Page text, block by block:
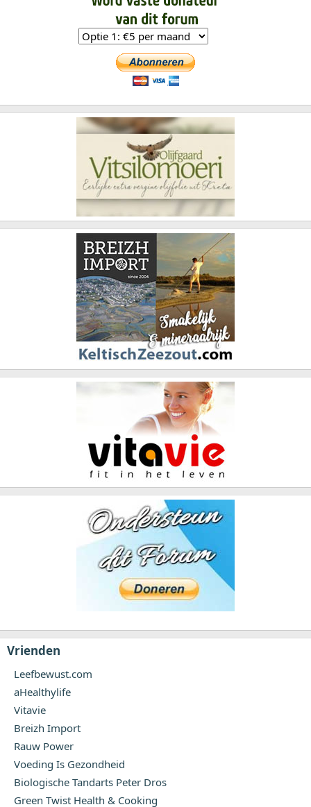
Vrienden
Leefbewust.com
aHealthylife
Vitavie
Breizh Import
Rauw Power
Voeding Is Gezondheid
Biologische Tandarts Peter Dros
Green Twist Health & Cooking